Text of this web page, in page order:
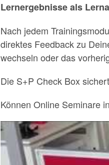
Lernergebnisse als
Nach jedem
direktes Feedback zu
wechseln oder das
Die S+P Check Box
Können Online Seminare